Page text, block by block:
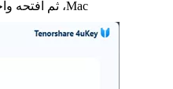
Mac، ثم افتحه واختر "إزالة Apple ID".